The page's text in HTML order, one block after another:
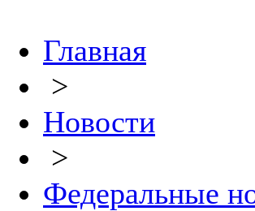
Главная
>
Новости
>
Федеральные